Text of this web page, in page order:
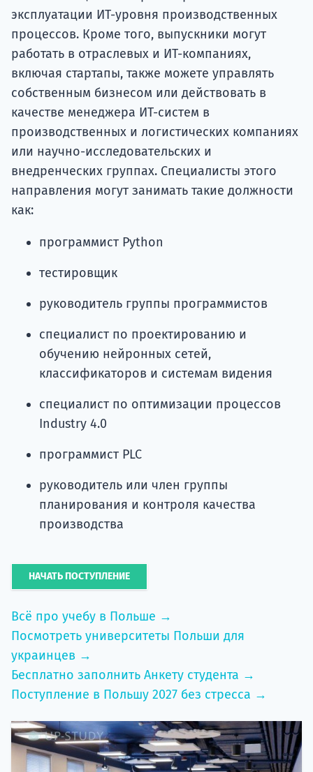
эксплуатации ИТ-уровня производственных
процессов. Кроме того, выпускники могут
работать в отраслевых и ИТ-компаниях,
включая стартапы, также можете управлять
собственным бизнесом или действовать в
качестве менеджера ИТ-систем в
производственных и логистических компаниях
или научно-исследовательских и
внедренческих группах. Специалисты этого
направления могут занимать такие должности
как:
программист Python
тестировщик
руководитель группы программистов
специалист по проектированию и
обучению нейронных сетей,
классификаторов и системам видения
специалист по оптимизации процессов
Industry 4.0
программист PLC
руководитель или член группы
планирования и контроля качества
производства
НАЧАТЬ ПОСТУПЛЕНИЕ
Всё про учебу в Польше →
Посмотреть университеты Польши для
украинцев →
Бесплатно заполнить Анкету студента →
Поступление в Польшу 2027 без стресса →